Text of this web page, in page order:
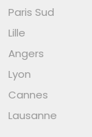
Paris Sud
Lille
Angers
Lyon
Cannes
Lausanne